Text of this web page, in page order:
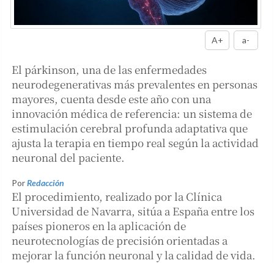
A+ a-
El párkinson, una de las enfermedades
neurodegenerativas más prevalentes en personas
mayores, cuenta desde este año con una
innovación médica de referencia: un sistema de
estimulación cerebral profunda adaptativa que
ajusta la terapia en tiempo real según la actividad
neuronal del paciente.
PorRedacción
El procedimiento, realizado por la Clínica
Universidad de Navarra, sitúa a España entre los
países pioneros en la aplicación de
neurotecnologías de precisión orientadas a
mejorar la función neuronal y la calidad de vida.